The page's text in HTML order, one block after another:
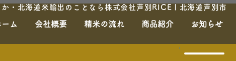
・北海道米輸出のことなら株式会社芦別RICE | 北海道芦別市
ーム 会社概要 精米の流れ 商品紹介 お知らせ